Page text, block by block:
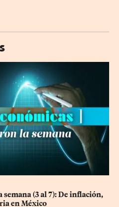
semana (3 al 7): De inflación,
en México